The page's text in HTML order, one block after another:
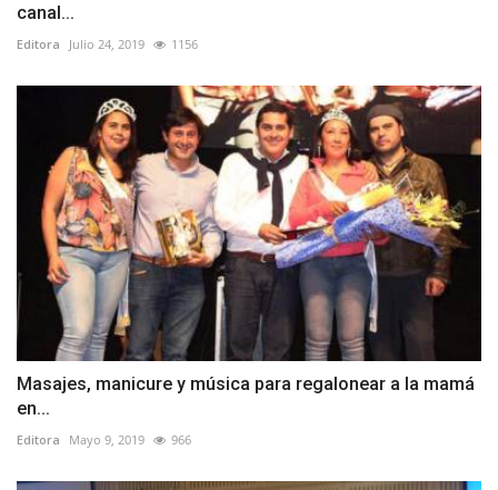
canal...
Editora Julio 24, 2019 1156
Masajes, manicure y música para regalonear a la mamá
en...
Editora Mayo 9, 2019 966